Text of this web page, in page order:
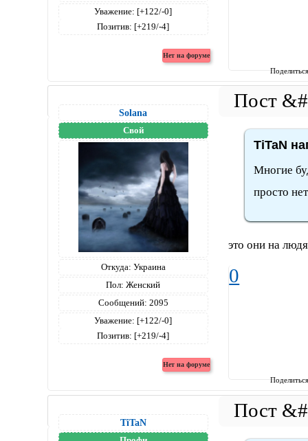
Уважение: [+122/-0]
Позитив: [+219/-4]
Solana
Свой
Откуда: Украина
Пол: Женский
Сообщений: 2095
Уважение: [+122/-0]
Позитив: [+219/-4]
TiTaN
Многие
просто
это они на
0
TiTaN